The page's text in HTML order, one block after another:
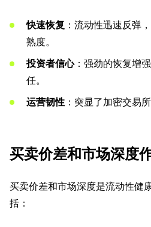
快速恢复 ：流动性迅速反弹
熟度。
投资者信心：强劲的恢复增
任。
运营韧性 ：突显了加密交易
买卖价差和市场深度
买卖价差和市场深度是流动性健
括：